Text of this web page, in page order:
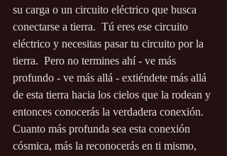
su carga o un circuito eléctrico que busca
conectarse a tierra.  Tú eres ese circuito
eléctrico y necesitas pasar tu circuito por la
tierra.  Pero no termines ahí - ve más
profundo - ve más allá - extiéndete más allá
de esta tierra hacia los cielos que la rodean y
entonces conocerás la verdadera conexión.
Cuanto más profunda sea esta conexión
cósmica, más la reconocerás en ti mismo,